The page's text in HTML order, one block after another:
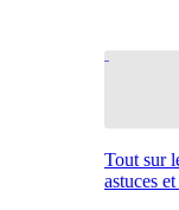
Tout sur
astuces